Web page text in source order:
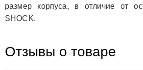
размер корпуса, в отличие от
SHOCK.
Отзывы о товаре